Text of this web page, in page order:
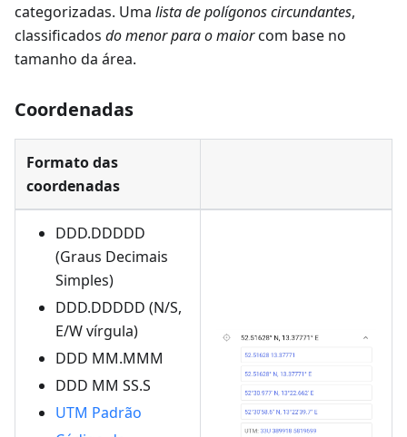
categorizadas. Uma lista de polígonos circundantes,
classificados do menor para o maiorcom base no
tamanho da área.
Coordenadas
Formato das
coordenadas
DDD.DDDDD
(Graus Decimais
Simples)
DDD.DDDDD (N/S,
E/W vírgula)
DDD MM.MMM
DDD MM SS.S
UTM Padrão